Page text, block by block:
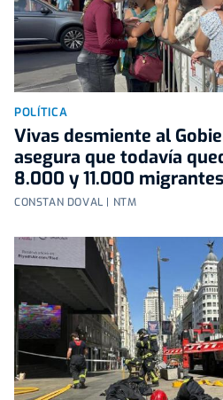
POLÍTICA
Vivas desmiente al
asegura que todavía
8.000 y 11.000 migrantes
CONSTAN DOVAL | NTM